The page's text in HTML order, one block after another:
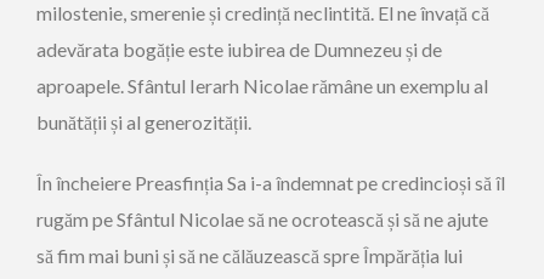
milostenie, smerenie și credință neclintită. El ne învață că
adevărata bogăție este iubirea de Dumnezeu și de
aproapele. Sfântul Ierarh Nicolae rămâne un exemplu al
bunătății și al generozității.
În încheiere Preasfinția Sa i-a îndemnat pe credincioși să îl
rugăm pe Sfântul Nicolae să ne ocrotească și să ne ajute
să fim mai buni și să ne călăuzească spre Împărăția lui